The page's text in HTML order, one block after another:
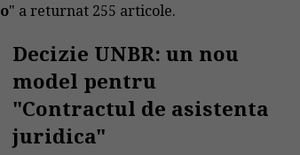
" a returnat 255 articole.
Decizie UNBR: un nou
model pentru
"Contractul de asistenta
juridica"